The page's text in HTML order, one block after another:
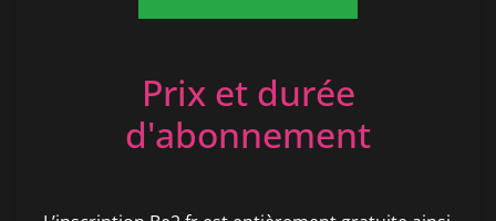
Prix et durée
d'abonnement